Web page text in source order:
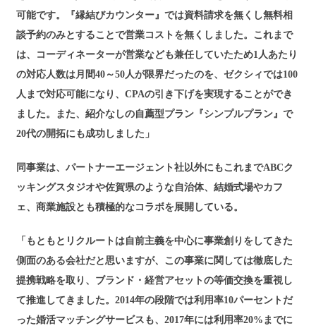
可能です。『縁結びカウンター』では資料請求を無くし無料相
談予約のみとすることで営業コストを無くしました。これまで
は、コーディネーターが営業なども兼任していたため1人あたり
の対応人数は月間40～50人が限界だったのを、ゼクシィでは100
人まで対応可能になり、CPAの引き下げを実現することができ
ました。また、紹介なしの自薦型プラン『シンプルプラン』で
20代の開拓にも成功しました」
同事業は、パートナーエージェント社以外にもこれまでABCク
ッキングスタジオや佐賀県のような自治体、結婚式場やカフ
ェ、商業施設とも積極的なコラボを展開している。
「もともとリクルートは自前主義を中心に事業創りをしてきた
側面のある会社だと思いますが、この事業に関しては徹底した
提携戦略を取り、ブランド・経営アセットの等価交換を重視し
て推進してきました。2014年の段階では利用率10パーセントだ
った婚活マッチングサービスも、2017年には利用率20%までに